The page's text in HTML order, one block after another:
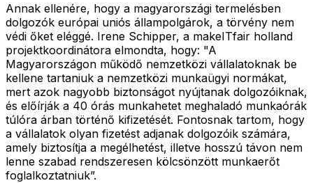
Annak ellenére, hogy a magyarországi termelésben
dolgozók európai uniós állampolgárok, a törvény nem
védi őket eléggé. Irene Schipper, a makeITfair holland
projektkoordinátora elmondta, hogy: "A
Magyarországon működő nemzetközi vállalatoknak be
kellene tartaniuk a nemzetközi munkaügyi normákat,
mert azok nagyobb biztonságot nyújtanak dolgozóiknak,
és előírják a 40 órás munkahetet meghaladó munkaórák
túlóra árban történő kifizetését. Fontosnak tartom, hogy
a vállalatok olyan fizetést adjanak dolgozóik számára,
amely biztosítja a megélhetést, illetve hosszú távon nem
lenne szabad rendszeresen kölcsönzött munkaerőt
foglalkoztatniuk”.